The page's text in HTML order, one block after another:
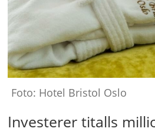
Foto: Hotel Bristol Oslo
Investerer titalls